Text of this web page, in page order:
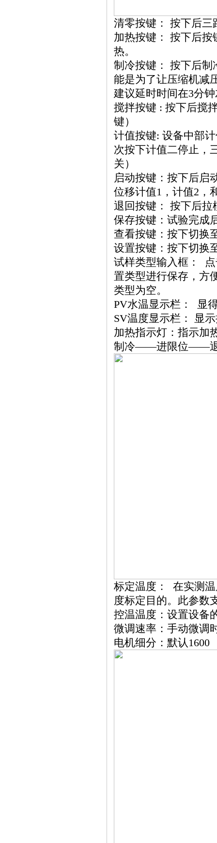
清零按键： 按下后三
加热按键： 按下后
热。
制冷按键： 按下后制
能是为了让压缩机减
建议延时时间在3分
搅拌按键 : 按下后搅
键）
计值按键: 设备中部
次按下计值二停止，
关）
启动按键：按下后启
位移计值1，计值2，
退回按键： 按下后拉
保存按键：试验完成
查看按键：按下切换
设置按键：按下切换
试样类型输入框：
置类型进行保存，方
类型为空。
PV水温显示栏： 显
SV温度显示栏： 显
加热指示灯：指示加
制冷——进限位——退
标定温度： 在实测
度标定目的。此参数
控温温度：设置设备
微调速率：手动微调
电机细分：默认1600